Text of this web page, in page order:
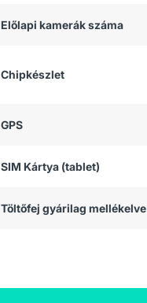
Előlapi kamerák száma
Chipkészlet
GPS
SIM Kártya (tablet)
Töltőfej gyárilag mellékelve